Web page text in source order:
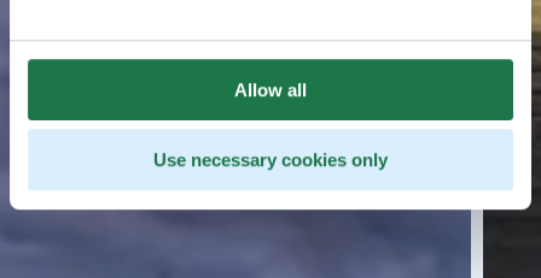
Allow all
Use necessary cookies only